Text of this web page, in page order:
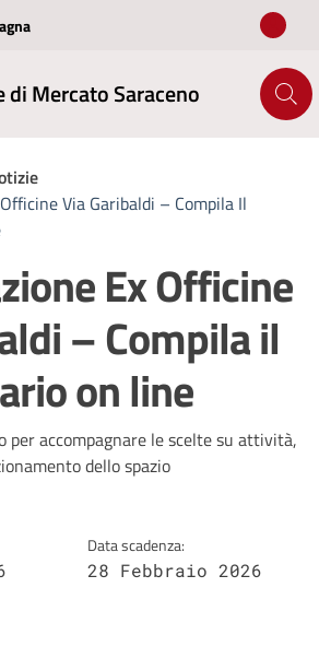
di Mercato Saraceno
Via Garibaldi – Compila Il
Ex Officine
– Compila il
on line
notizia
per accompagnare le scelte su attività,
dello spazio
Data scadenza:
28 Febbraio 2026